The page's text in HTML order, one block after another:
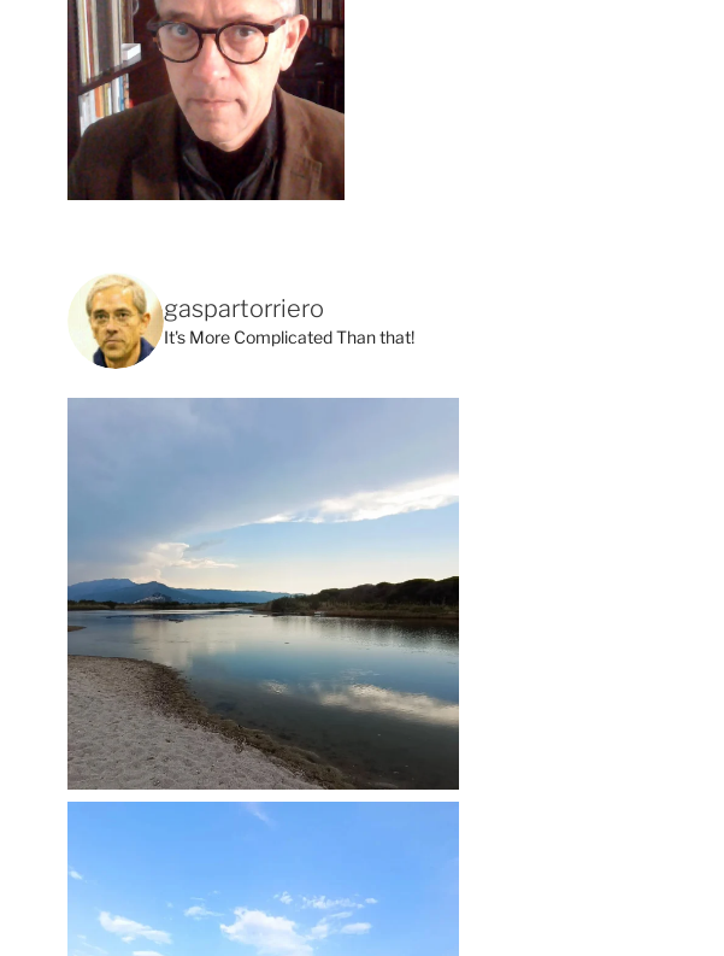
gaspartorriero
It's More Complicated Than that!